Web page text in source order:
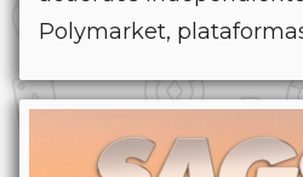
Polymarket,